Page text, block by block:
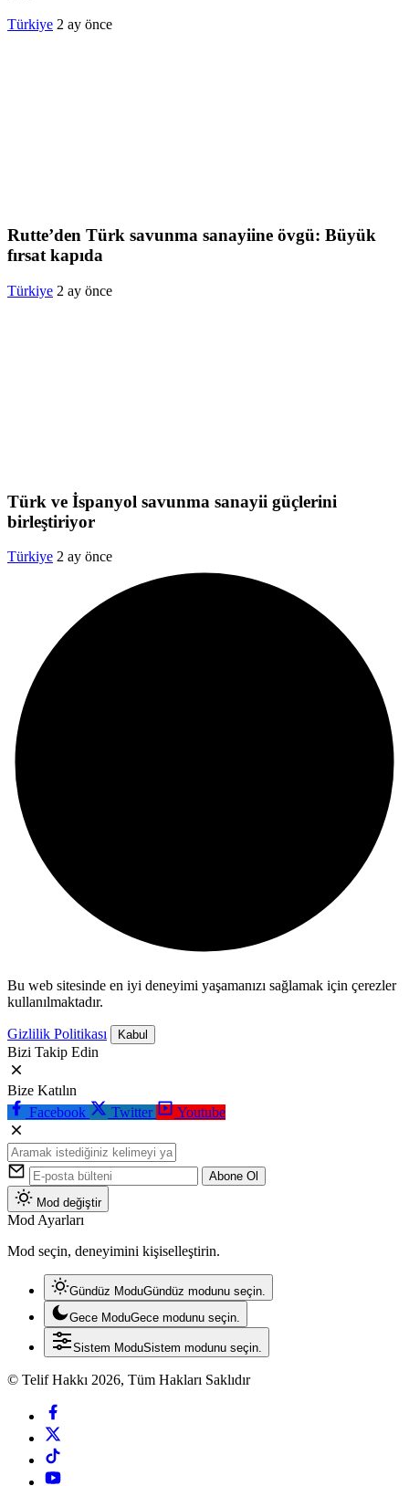
Türkiye 2 ay önce
Rutte’den Türk savunma sanayiine övgü: Büyük
fırsat kapıda
Türkiye 2 ay önce
Türk ve İspanyol savunma sanayii güçlerini
birleştiriyor
Türkiye 2 ay önce
Bu web sitesinde en iyi deneyimi yaşamanızı sağlamak için çerezler
kullanılmaktadır.
Gizlilik Politikası Kabul
Bizi Takip Edin
Bize Katılın
Facebook
Twitter Youtube
Abone Ol
Mod değiştir
Mod Ayarları
Mod seçin, deneyimini kişiselleştirin.
Gündüz ModuGündüz modunu seçin.
Gece ModuGece modunu seçin.
Sistem ModuSistem modunu seçin.
© Telif Hakkı 2026, Tüm Hakları Saklıdır